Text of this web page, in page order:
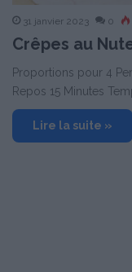
31 janvier 2023 0
Crêpes au
Proportions pour 4
Repos 15 Minutes
Lire la suite »